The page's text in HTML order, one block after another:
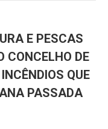
E PESCAS
CONCELHO DE
QUE
PASSADA